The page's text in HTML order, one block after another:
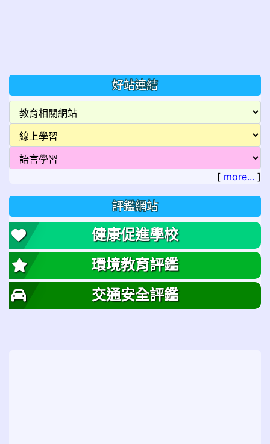
好站連結
[ more... ]
評鑑網站
健康促進學校
環境教育評鑑
交通安全評鑑